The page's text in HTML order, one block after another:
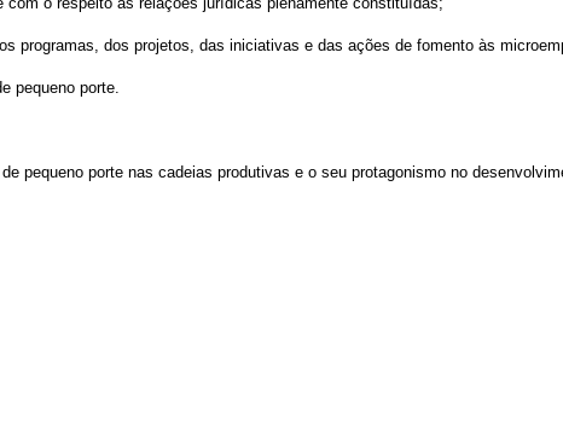
programas, dos projetos, das iniciativas e das ações de fomento às
pequeno porte.
pequeno porte nas cadeias produtivas e o seu protagonismo no